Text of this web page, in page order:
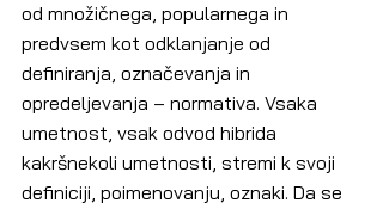
od množičnega, popularnega in
predvsem kot odklanjanje od
definiranja, označevanja in
opredeljevanja – normativa. Vsaka
umetnost, vsak odvod hibrida
kakršnekoli umetnosti, stremi k svoji
definiciji, poimenovanju, oznaki. Da se